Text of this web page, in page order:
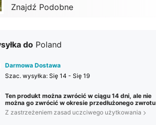
Znajdź Podobne
do Poland
Darmowa Dostawa
Szac. wysyłka: Się 14 - Się 19
Ten produkt można zwrócić w ciągu 14 dni, ale nie
można go zwrócić w okresie przedłużonego zwrotu
Z zastrzeżeniem zasad uczciwego użytkowania